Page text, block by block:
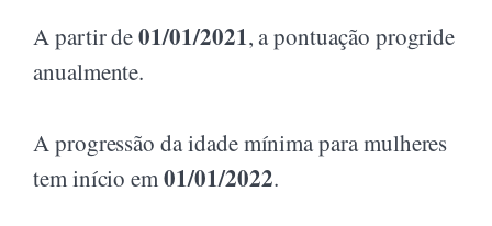
A partir de01/01/2021, a pontuação progride
anualmente.
A progressão da idade mínima para mulheres
tem início em01/01/2022.